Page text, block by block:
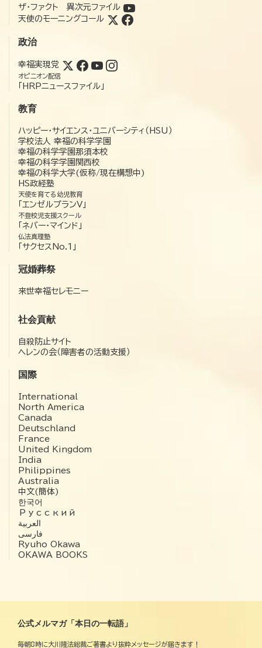
ザ・ファクト 異次元ファイル
天使のモーニングコール
政治
幸福実現党
オピニオン配信
「HRPニュースファイル」
教育
ハッピー・サイエンス・ユニバーシティ（HSU）
学校法人 幸福の科学学園
幸福の科学学園那須本校
幸福の科学学園関西校
幸福の科学大学(仮称/現在構想中)
HS政経塾
天使を育てる幼児教育
「エンゼルプランV」
不登校児支援スクール
「ネバー・マインド」
仏法真理塾
「サクセスNo.1」
冠婚葬祭
来世幸福セレモニー
社会貢献
自殺防止サイト
ヘレンの会（障害者の活動支援）
国際
International
North America
Canada
Deutschland
France
United Kingdom
India
Philippines
Australia
中文(簡体)
한국어
Русский
العربية‏
فارسی
Ryuho Okawa
OKAWA BOOKS
公式メルマガ「本日の一転語」
毎朝8時に大川隆法総裁ご著書より抜粋メッセージが届きます！